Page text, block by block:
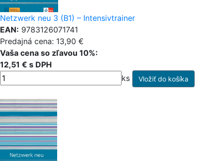
Netzwerk neu 3 (B1) – Intensivtrainer
EAN: 9783126071741
Predajná cena: 13,90 €
Vaša cena so zľavou 10%:
12,51 € s DPH
ks